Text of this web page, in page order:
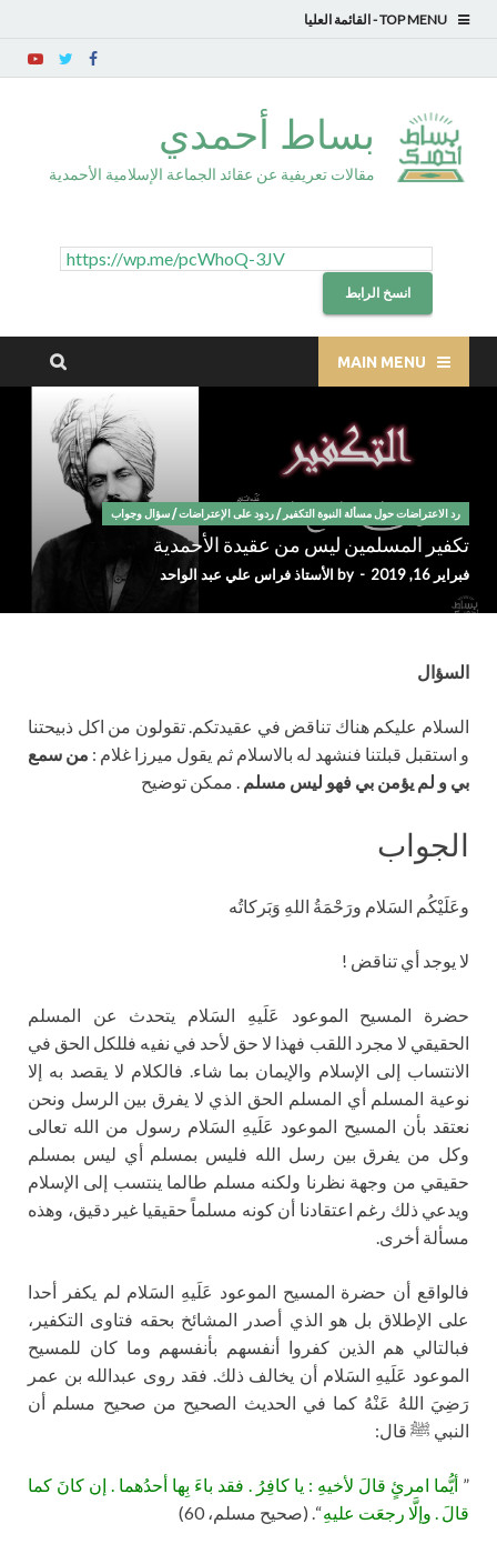
TOP MENU
بساط أحمدي
مقالات تعريفية عن عقائد الجماعة الإسلامية الأحمدية
انسخ الرابط
MAIN MENU
رد الاعتراضات حول مسألة النبوة التكفير /ردود على الإعتراضات/سؤال وجواب
تكفير المسلمين ليس من عقيدة الأحمدية
فبراير 16, 2019 -
by الأستاذ فراس علي عبد الواحد
السؤال
السلام عليكم هناك تناقض في عقيدتكم. تقولون من اكل ذبيحتنا
و استقبل قبلتنا فنشهد له بالاسلام ثم يقول ميرزا غلام : من سمع
بي و لم يؤمن بي فهو ليس مسلم . ممكن توضيح
الجواب
وعَلَيْكُم السَلام ورَحْمَةُ اللهِ وَبَركاتُه
لا يوجد أي تناقض !
حضرة المسيح الموعود عَلَيهِ السَلام يتحدث عن المسلم
الحقيقي لا مجرد اللقب فهذا لا حق لأحد في نفيه فللكل الحق في
الانتساب إلى الإسلام والإيمان بما شاء. فالكلام لا يقصد به إلا
نوعية المسلم أي المسلم الحق الذي لا يفرق بين الرسل ونحن
نعتقد بأن المسيح الموعود عَلَيهِ السَلام رسول من الله تعالى
وكل من يفرق بين رسل الله فليس بمسلم أي ليس بمسلم
حقيقي من وجهة نظرنا ولكنه مسلم طالما ينتسب إلى الإسلام
ويدعي ذلك رغم اعتقادنا أن كونه مسلماً حقيقيا غير دقيق، وهذه
مسألة أخرى.
فالواقع أن حضرة المسيح الموعود عَلَيهِ السَلام لم يكفر أحدا
على الإطلاق بل هو الذي أصدر المشائخ بحقه فتاوى التكفير،
فبالتالي هم الذين كفروا أنفسهم بأنفسهم وما كان للمسيح
الموعود عَلَيهِ السَلام أن يخالف ذلك. فقد روى عبدالله بن عمر
رَضِيَ اللهُ عَنْهُ كما في الحديث الصحيح من صحيح مسلم أن
النبي ﷺ قال:
” أيُّما امرئٍ قالَ لأخيهِ : يا كافِرُ . فقد باءَ بِها أحدُهما . إن كانَ كما
قالَ . وإلَّا رجعَت عليهِ“. (صحيح مسلم، 60)